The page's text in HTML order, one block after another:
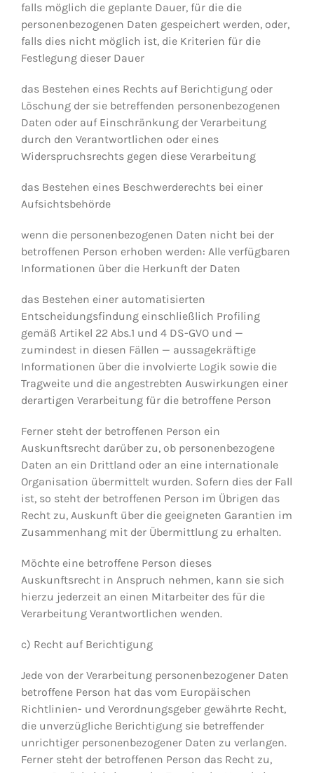
falls möglich die geplante Dauer, für die die
personenbezogenen Daten gespeichert werden, oder,
falls dies nicht möglich ist, die Kriterien für die
Festlegung dieser Dauer
das Bestehen eines Rechts auf Berichtigung oder
Löschung der sie betreffenden personenbezogenen
Daten oder auf Einschränkung der Verarbeitung
durch den Verantwortlichen oder eines
Widerspruchsrechts gegen diese Verarbeitung
das Bestehen eines Beschwerderechts bei einer
Aufsichtsbehörde
wenn die personenbezogenen Daten nicht bei der
betroffenen Person erhoben werden: Alle verfügbaren
Informationen über die Herkunft der Daten
das Bestehen einer automatisierten
Entscheidungsfindung einschließlich Profiling
gemäß Artikel 22 Abs.1 und 4 DS-GVO und —
zumindest in diesen Fällen — aussagekräftige
Informationen über die involvierte Logik sowie die
Tragweite und die angestrebten Auswirkungen einer
derartigen Verarbeitung für die betroffene Person
Ferner steht der betroffenen Person ein
Auskunftsrecht darüber zu, ob personenbezogene
Daten an ein Drittland oder an eine internationale
Organisation übermittelt wurden. Sofern dies der Fall
ist, so steht der betroffenen Person im Übrigen das
Recht zu, Auskunft über die geeigneten Garantien im
Zusammenhang mit der Übermittlung zu erhalten.
Möchte eine betroffene Person dieses
Auskunftsrecht in Anspruch nehmen, kann sie sich
hierzu jederzeit an einen Mitarbeiter des für die
Verarbeitung Verantwortlichen wenden.
c) Recht auf Berichtigung
Jede von der Verarbeitung personenbezogener Daten
betroffene Person hat das vom Europäischen
Richtlinien- und Verordnungsgeber gewährte Recht,
die unverzügliche Berichtigung sie betreffender
unrichtiger personenbezogener Daten zu verlangen.
Ferner steht der betroffenen Person das Recht zu,